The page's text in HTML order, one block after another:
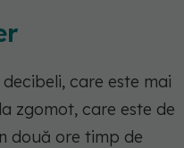
care este mai
zgomot, care este de
două ore timp de